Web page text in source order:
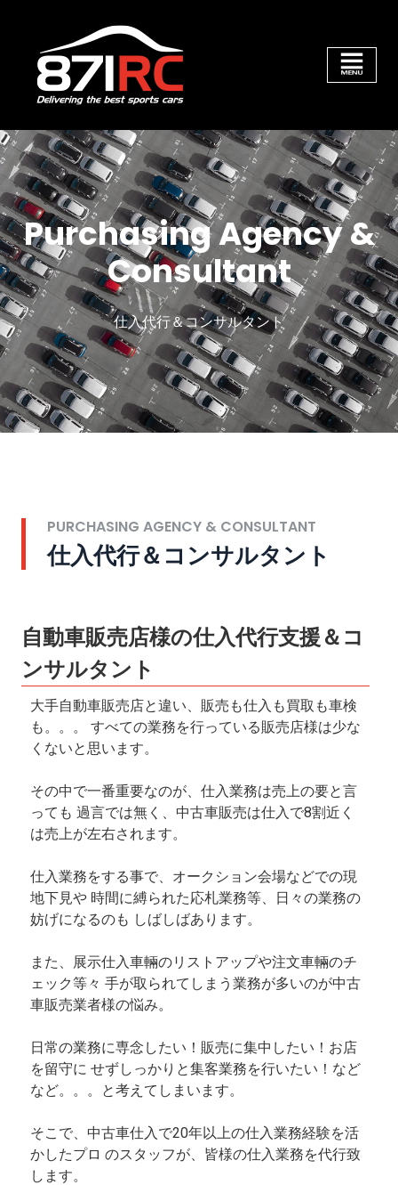
Purchasing Agency &
Consultant
仕入代行＆コンサルタント
PURCHASING AGENCY & CONSULTANT
仕入代行＆コンサルタント
自動車販売店様の仕入代行支援＆コ
ンサルタント
大手自動車販売店と違い、販売も仕入も買取も車検
も。。。 すべての業務を行っている販売店様は少な
くないと思います。
その中で一番重要なのが、仕入業務は売上の要と言
っても 過言では無く、中古車販売は仕入で8割近く
は売上が左右されます。
仕入業務をする事で、オークション会場などでの現
地下見や 時間に縛られた応札業務等、日々の業務の
妨げになるのも しばしばあります。
また、展示仕入車輛のリストアップや注文車輛のチ
ェック等々 手が取られてしまう業務が多いのが中古
車販売業者様の悩み。
日常の業務に専念したい！販売に集中したい！お店
を留守に せずしっかりと集客業務を行いたい！など
など。。。と考えてしまいます。
そこで、中古車仕入で20年以上の仕入業務経験を活
かしたプロ のスタッフが、皆様の仕入業務を代行致
します。